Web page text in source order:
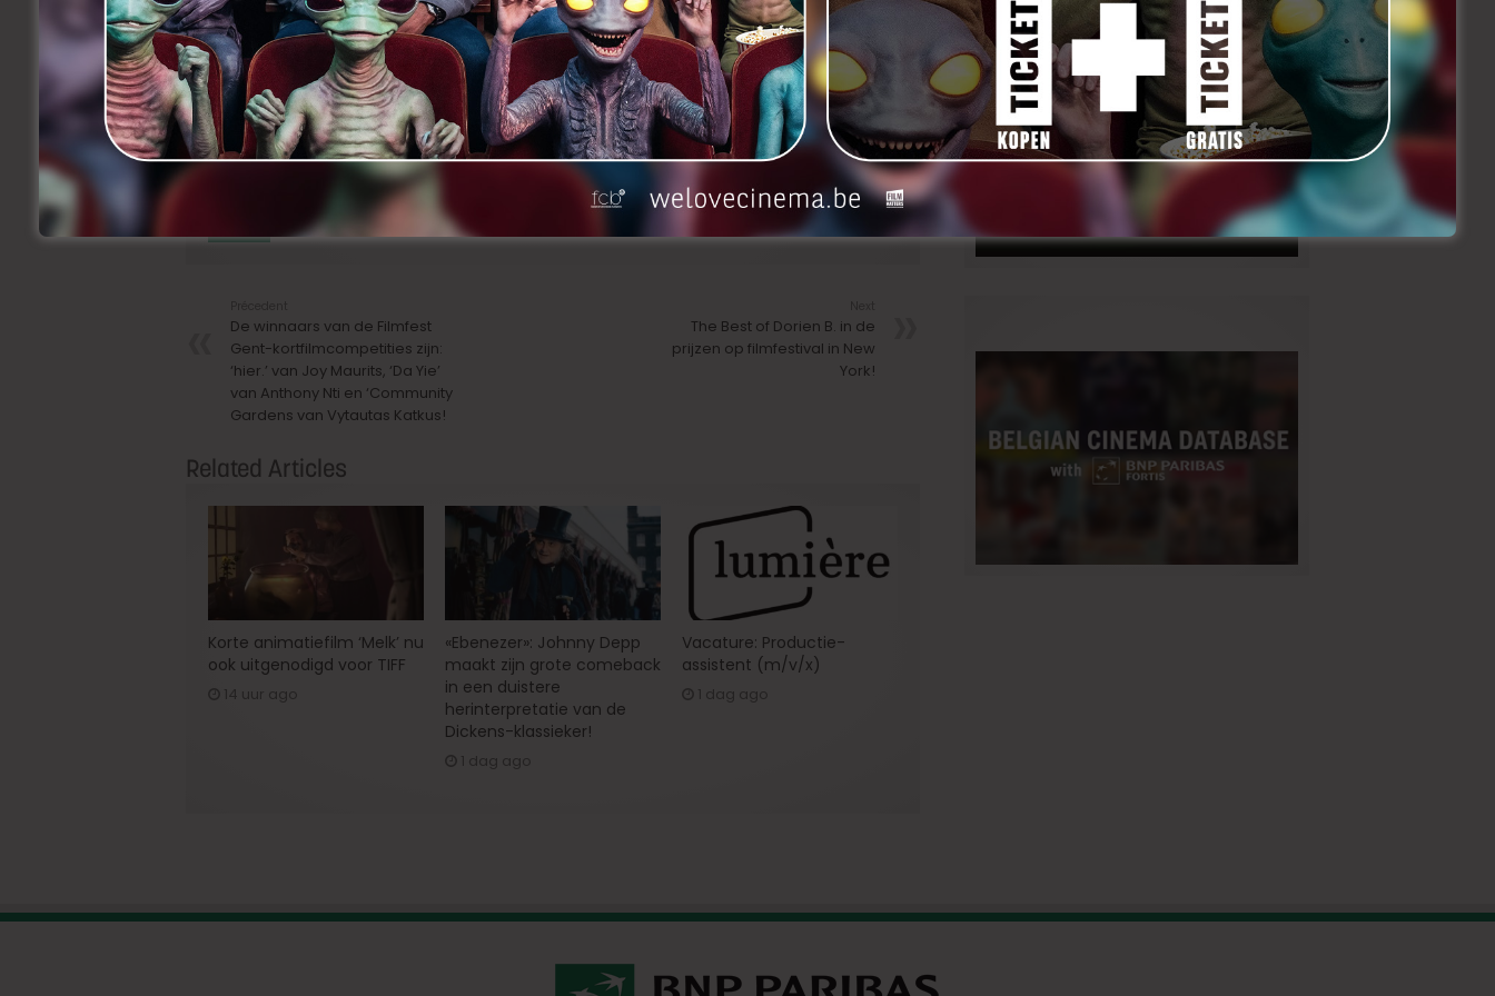
Geraldine Chaplin is de tweede festivalgast die tijdens de 46ste editie van Film Fest Gent een
Joseph Plateau Honorary Award overhandigd krijgt. Op donderdag 11 oktober ging de eerste
Joseph Plateau Honorary Award al naar Agustí Villaronga, de grote ‘onbekende’ meester van
de Spaanse cinema.
De jaarlijkse Joseph Plateau Honorary Awards bekronen gasten voor hun bijzondere
bijdrage aan de kunst van het filmmaken.
Facebook Twitter
De winnaars van de Filmfest
Gent-kortfilmcompetities zijn:
‘hier.’ van Joy Maurits, ‘Da Yie’
van Anthony Nti en ‘Community
Gardens van Vytautas Katkus!
The Best of Dorien B. in de
prijzen op filmfestival in New
York!
Related Articles
Korte animatiefilm ‘Melk’ nu
ook uitgenodigd voor TIFF
14 uur ago
«Ebenezer»: Johnny Depp
maakt zijn grote comeback
in een duistere
herinterpretatie van de
Dickens-klassieker!
1 dag ago
Vacature: Productie-
assistent (m/v/x)
1 dag ago